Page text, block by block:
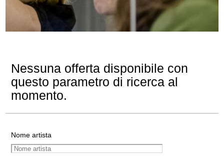
Nessuna offerta disponibile con
questo parametro di ricerca al
momento.
Nome artista